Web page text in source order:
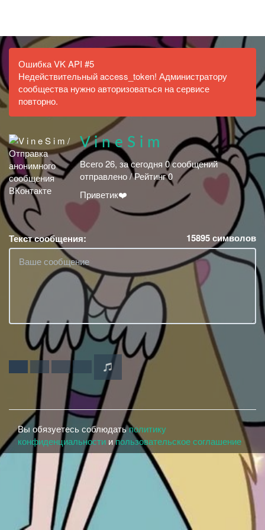
Ошибка VK API #5
Недействительный access_token! Администратору
сообщества нужно авторизоваться на сервисе
повторно.
V i n e S i m
Всего 26, за сегодня 0 сообщений
отправлено / Рейтинг 0
Приветик❤️
Текст сообщения: 15895символов
Вы обязуетесь соблюдатьполитику
конфиденциальности ипользовательское соглашение